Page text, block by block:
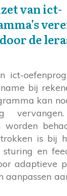
van ict-
de
ict-
bij
kan
worden
is bij
sturing en
adaptieve
aanpassen